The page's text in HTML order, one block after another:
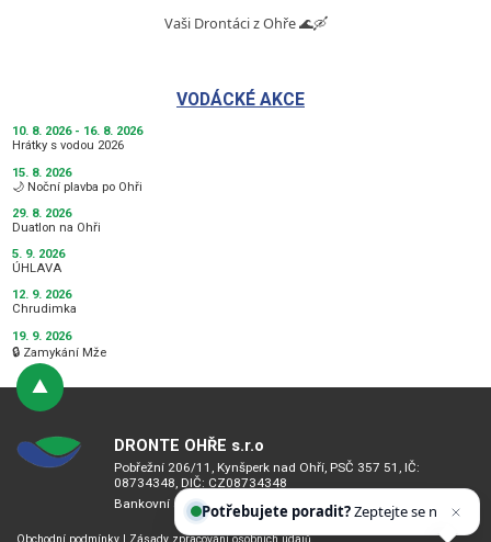
Vaši Drontáci z Ohře 🌊🛶
VODÁCKÉ AKCE
10. 8. 2026 - 16. 8. 2026
Hrátky s vodou 2026
15. 8. 2026
🌙 Noční plavba po Ohři
29. 8. 2026
Duatlon na Ohři
5. 9. 2026
ÚHLAVA
12. 9. 2026
Chrudimka
19. 9. 2026
🔒 Zamykání Mže
DRONTE OHŘE s.r.o
Pobřežní 206/11, Kynšperk nad Ohří, PSČ 357 51, IČ:
08734348, DIČ: CZ08734348
Bankovní spojení: 2101731194/2010
Potřebujete poradit?Zeptejte se našeho asiste